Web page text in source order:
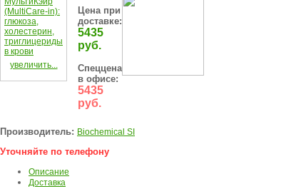
увеличить...
Цена при
доставке:
5435
руб.
Спеццена
в офисе:
5435
руб.
Производитель: Biochemical SI
Уточняйте по телефону
Описание
Доставка